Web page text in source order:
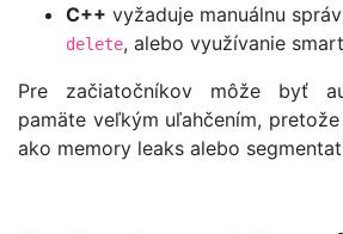
C++ vyžaduje manuálnu
delete, alebo využívanie
Pre začiatočníkov môže byť
pamäte veľkým uľahčením,
ako memory leaks alebo